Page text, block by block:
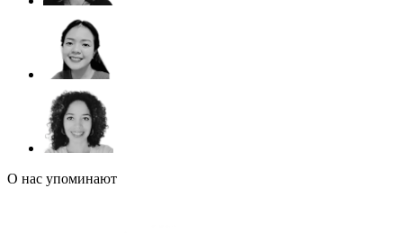
О нас упоминают